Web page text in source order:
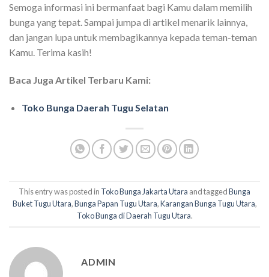
Semoga informasi ini bermanfaat bagi Kamu dalam memilih
bunga yang tepat. Sampai jumpa di artikel menarik lainnya,
dan jangan lupa untuk membagikannya kepada teman-teman
Kamu. Terima kasih!
Baca Juga Artikel Terbaru Kami:
Toko Bunga Daerah Tugu Selatan
This entry was posted in Toko Bunga Jakarta Utara and taggedBunga
Buket Tugu Utara,Bunga Papan Tugu Utara,Karangan Bunga Tugu Utara,
Toko Bunga di Daerah Tugu Utara.
ADMIN